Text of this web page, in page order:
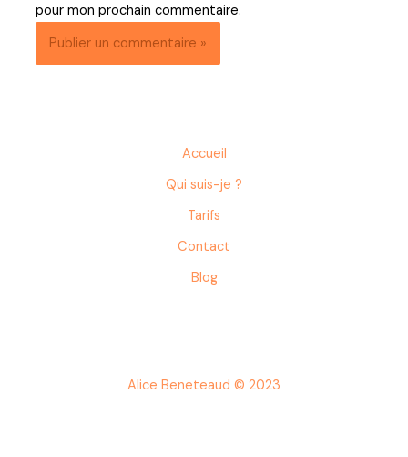
pour mon prochain commentaire.
Accueil
Qui suis-je ?
Tarifs
Contact
Blog
Alice Beneteaud © 2023